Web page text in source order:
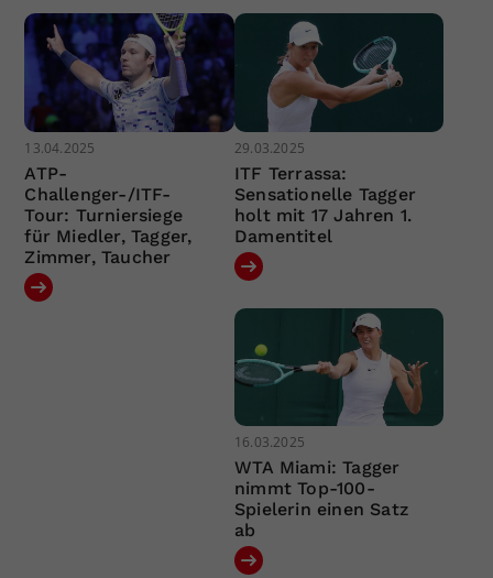
13.04.2025
ATP-
Challenger-/ITF-
Tour: Turniersiege
für Miedler, Tagger,
Zimmer, Taucher
29.03.2025
ITF Terrassa:
Sensationelle Tagger
holt mit 17 Jahren 1.
Damentitel
16.03.2025
WTA Miami: Tagger
nimmt Top-100-
Spielerin einen Satz
ab